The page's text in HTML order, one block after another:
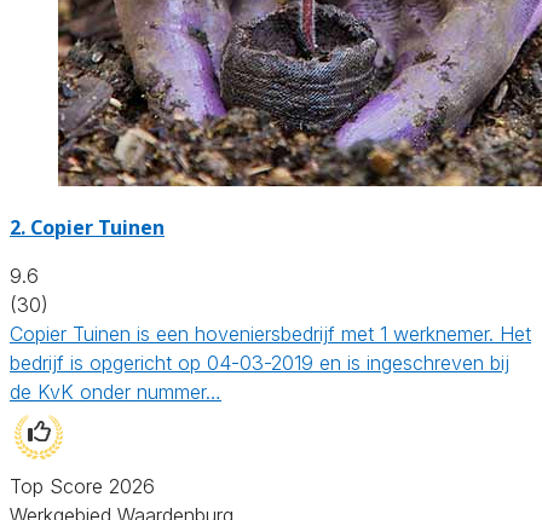
2. Copier Tuinen
9.6
(30)
Copier Tuinen is een hoveniersbedrijf met 1 werknemer. Het
bedrijf is opgericht op 04-03-2019 en is ingeschreven bij
de KvK onder nummer…
Top Score 2026
Werkgebied Waardenburg